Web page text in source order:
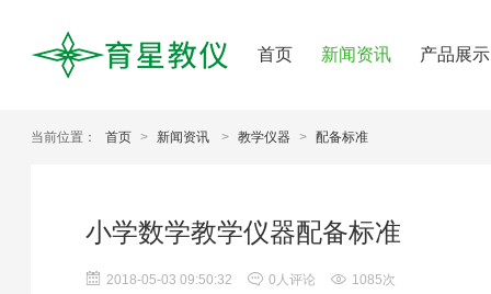
首页 新闻资讯 产品展示
当前位置： 首页 > 新闻资讯 > 教学仪器 > 配备标准
小学数学教学仪器配备标准
2018-05-03 09:50:32 0人评论 1085次